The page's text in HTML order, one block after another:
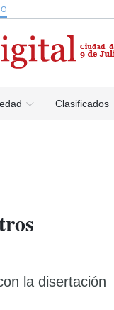
Clasificados
la disertación